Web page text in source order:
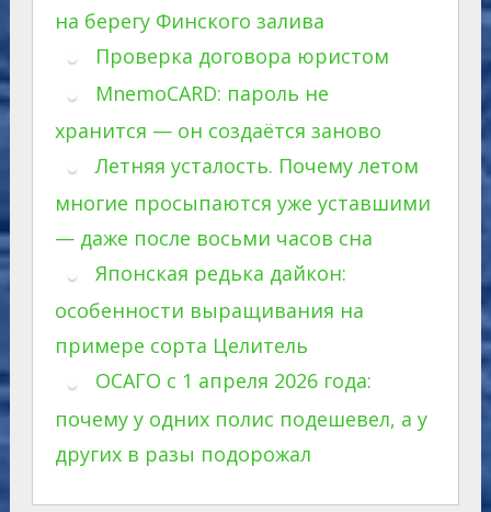
на берегу Финского залива
Проверка договора юристом
MnemoCARD: пароль не
хранится — он создаётся заново
Летняя усталость. Почему летом
многие просыпаются уже уставшими
— даже после восьми часов сна
Японская редька дайкон:
особенности выращивания на
примере сорта Целитель
ОСАГО с 1 апреля 2026 года:
почему у одних полис подешевел, а у
других в разы подорожал